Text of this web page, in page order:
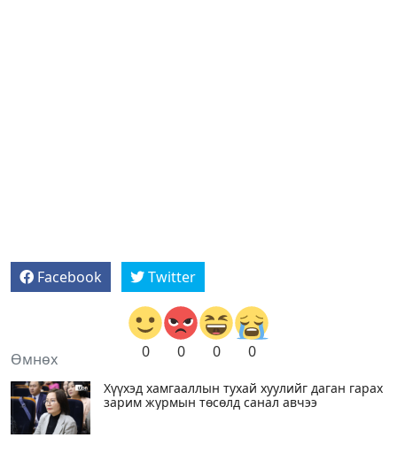
Facebook Twitter
0 0 0 0
Өмнөх
Хүүхэд хамгааллын тухай хуулийг даган гарах
зарим журмын төсөлд санал авчээ